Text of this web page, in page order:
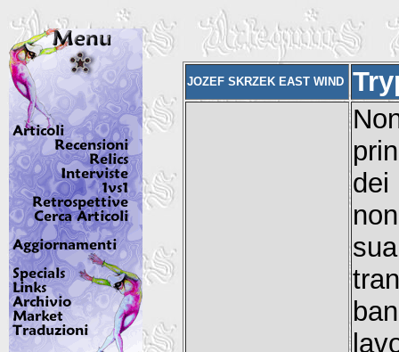
JOZEF SKRZEK EAST WIND
dei